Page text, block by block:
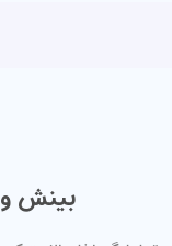
بینش